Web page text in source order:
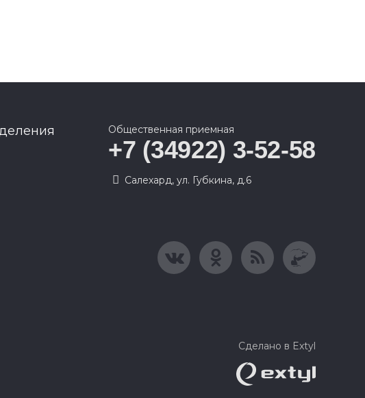
Общественная приемная
+7 (34922) 3-52-58
Салехард, ул. Губкина, д.6
Сделано в Extyl